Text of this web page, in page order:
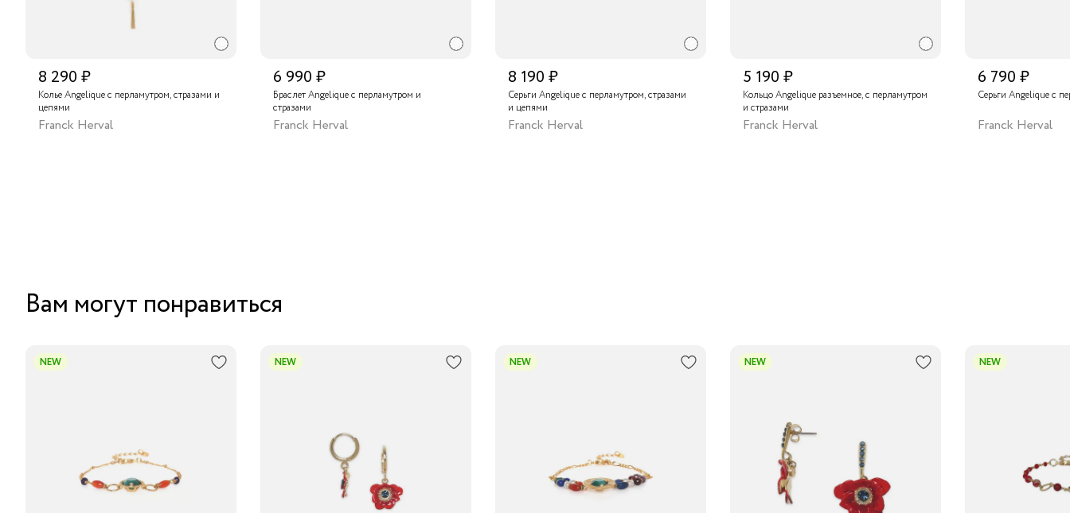
8 290 ₽
Колье Angelique с перламутром, стразами и
цепями
Franck Herval
6 990 ₽
Браслет Angelique с перламутром и
стразами
Franck Herval
8 190 ₽
Серьги Angelique с перламутром, стразами
и цепями
Franck Herval
5 190 ₽
Кольцо Angelique разъемное, с перламутром
и стразами
Franck Herval
6 790 ₽
Серьги Angelique с
Franck Herval
Вам могут понравиться
NEW NEW NEW NEW NEW